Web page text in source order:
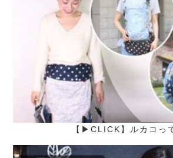
【▶CLICK】ルカコっ